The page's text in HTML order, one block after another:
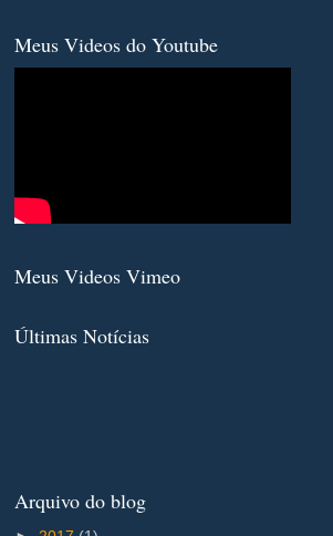
Meus Videos do Youtube
Meus Videos Vimeo
Últimas Notícias
Arquivo do blog